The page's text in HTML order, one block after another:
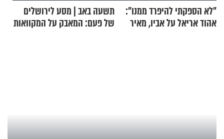
"לא הספקתי להיפרד ממנו":
אהוד אריאל על אביו, מאיר
תשעה באב | מסע לירושלים
של פעם: המאבק על המקוואות